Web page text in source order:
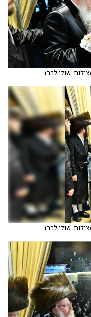
(צילום: שוקי לרר)
(צילום: שוקי לרר)